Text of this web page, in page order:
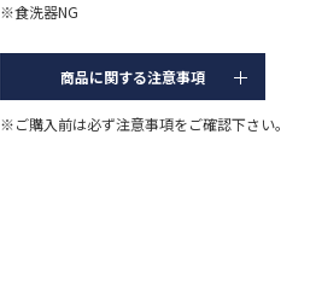
※食洗器NG
商品に関する注意事項
※ご購入前は必ず注意事項をご確認下さい。